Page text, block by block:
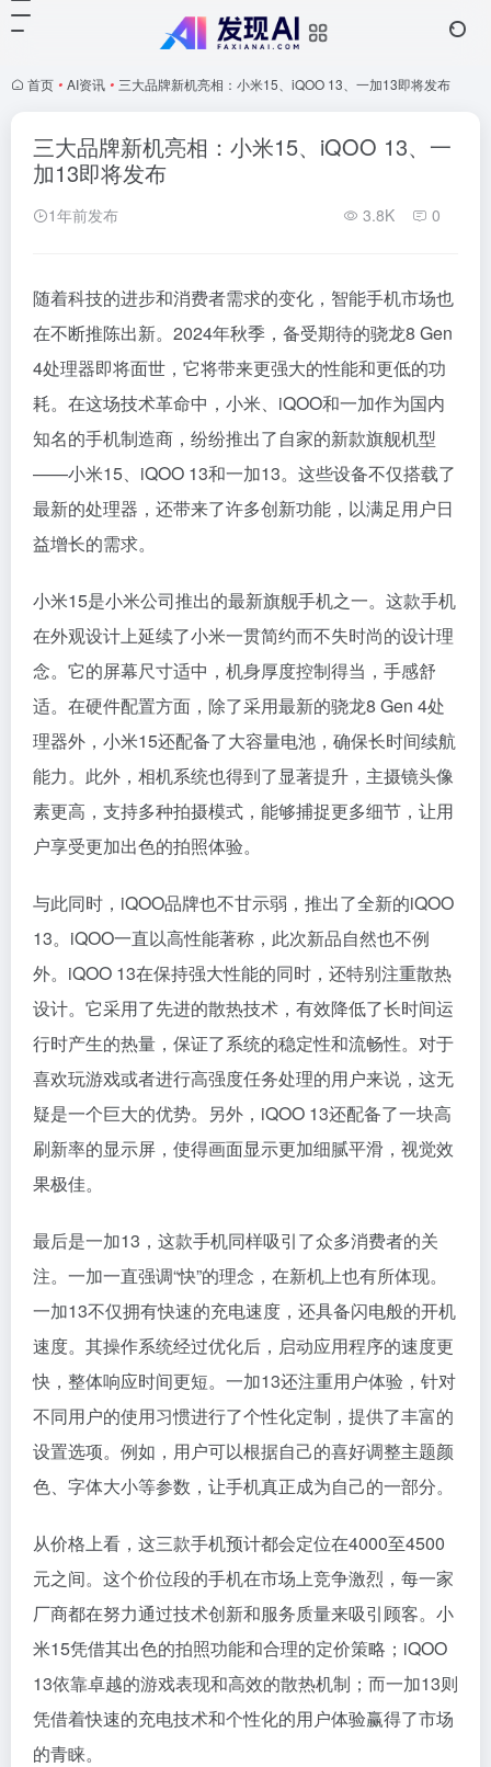
首页 • AI资讯 • 三大品牌新机亮相：小米15、iQOO 13、一加13即将发布
三大品牌新机亮相：小米15、iQOO 13、一
加13即将发布
1年前发布 3.8K 0
随着科技的进步和消费者需求的变化，智能手机市场也
在不断推陈出新。2024年秋季，备受期待的骁龙8 Gen
4处理器即将面世，它将带来更强大的性能和更低的功
耗。在这场技术革命中，小米、iQOO和一加作为国内
知名的手机制造商，纷纷推出了自家的新款旗舰机型
——小米15、iQOO 13和一加13。这些设备不仅搭载了
最新的处理器，还带来了许多创新功能，以满足用户日
益增长的需求。
小米15是小米公司推出的最新旗舰手机之一。这款手机
在外观设计上延续了小米一贯简约而不失时尚的设计理
念。它的屏幕尺寸适中，机身厚度控制得当，手感舒
适。在硬件配置方面，除了采用最新的骁龙8 Gen 4处
理器外，小米15还配备了大容量电池，确保长时间续航
能力。此外，相机系统也得到了显著提升，主摄镜头像
素更高，支持多种拍摄模式，能够捕捉更多细节，让用
户享受更加出色的拍照体验。
与此同时，iQOO品牌也不甘示弱，推出了全新的iQOO
13。iQOO一直以高性能著称，此次新品自然也不例
外。iQOO 13在保持强大性能的同时，还特别注重散热
设计。它采用了先进的散热技术，有效降低了长时间运
行时产生的热量，保证了系统的稳定性和流畅性。对于
喜欢玩游戏或者进行高强度任务处理的用户来说，这无
疑是一个巨大的优势。另外，iQOO 13还配备了一块高
刷新率的显示屏，使得画面显示更加细腻平滑，视觉效
果极佳。
最后是一加13，这款手机同样吸引了众多消费者的关
注。一加一直强调“快”的理念，在新机上也有所体现。
一加13不仅拥有快速的充电速度，还具备闪电般的开机
速度。其操作系统经过优化后，启动应用程序的速度更
快，整体响应时间更短。一加13还注重用户体验，针对
不同用户的使用习惯进行了个性化定制，提供了丰富的
设置选项。例如，用户可以根据自己的喜好调整主题颜
色、字体大小等参数，让手机真正成为自己的一部分。
从价格上看，这三款手机预计都会定位在4000至4500
元之间。这个价位段的手机在市场上竞争激烈，每一家
厂商都在努力通过技术创新和服务质量来吸引顾客。小
米15凭借其出色的拍照功能和合理的定价策略；iQOO
13依靠卓越的游戏表现和高效的散热机制；而一加13则
凭借着快速的充电技术和个性化的用户体验赢得了市场
的青睐。